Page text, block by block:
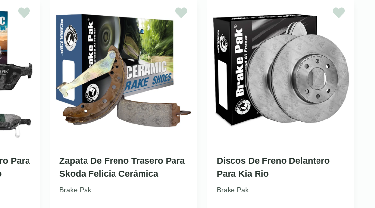
Para
Zapata De Freno Trasero Para
Skoda Felicia Cerámica
Brake Pak
Discos De Freno Delantero
Para Kia Rio
Brake Pak